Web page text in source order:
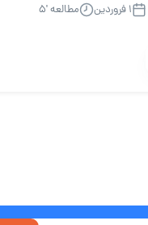
بذاره، ولی...
۱ فروردین مطالعه '۵